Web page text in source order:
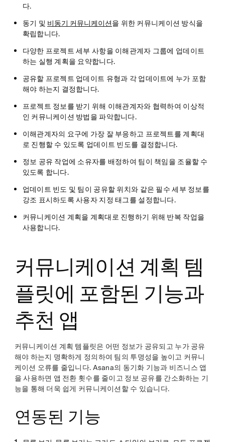
다.
동기 및 비동기 커뮤니케이션을 위한 커뮤니케이션 방식을
확립합니다.
다양한 프로젝트 세부 사항을 이해관계자 그룹에 업데이트
하는 실행 계획을 요약합니다.
공유할 프로젝트 업데이트 유형과 각 업데이트에 누가 포함
해야 하는지 결정합니다.
프로젝트 정보를 받기 위해 이해관계자와 협력하여 이상적
인 커뮤니케이션 방법을 파악합니다.
이해관계자의 요구에 가장 잘 부응하고 프로젝트를 계획대
로 진행할 수 있도록 업데이트 빈도를 결정합니다.
정보 공유 작업에 소유자를 배정하여 팀이 책임을 조율할 수
있도록 합니다.
업데이트 빈도 및 팀이 공유할 위치와 같은 필수 세부 정보를
강조 표시하도록 사용자 지정 태그를 설정합니다.
커뮤니케이션 계획을 계획대로 진행하기 위해 반복 작업을
사용합니다.
커뮤니케이션 계획 템
플릿에 포함된 기능과
추천 앱
커뮤니케이션 계획 템플릿은 어떤 정보가 공유되고 누가 공유
해야 하는지 명확하게 정의하여 팀의 투명성을 높이고 커뮤니
케이션 오류를 줄입니다. Asana의 동기화 기능과 비즈니스 앱
을 사용하면 앱 전환 횟수를 줄이고 정보 공유를 간소화하는 기
능을 통해 더욱 쉽게 커뮤니케이션할 수 있습니다.
연동된 기능